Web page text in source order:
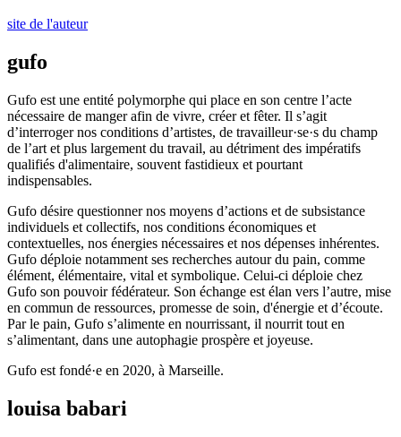
site de l'auteur
gufo
Gufo est une entité polymorphe qui place en son centre l’acte
nécessaire de manger afin de vivre, créer et fêter. Il s’agit
d’interroger nos conditions d’artistes, de travailleur·se·s du champ
de l’art et plus largement du travail, au détriment des impératifs
qualifiés d'alimentaire, souvent fastidieux et pourtant
indispensables.
Gufo désire questionner nos moyens d’actions et de subsistance
individuels et collectifs, nos conditions économiques et
contextuelles, nos énergies nécessaires et nos dépenses inhérentes.
Gufo déploie notamment ses recherches autour du pain, comme
élément, élémentaire, vital et symbolique. Celui-ci déploie chez
Gufo son pouvoir fédérateur. Son échange est élan vers l’autre, mise
en commun de ressources, promesse de soin, d'énergie et d’écoute.
Par le pain, Gufo s’alimente en nourrissant, il nourrit tout en
s’alimentant, dans une autophagie prospère et joyeuse.
Gufo est fondé·e en 2020, à Marseille.
louisa babari